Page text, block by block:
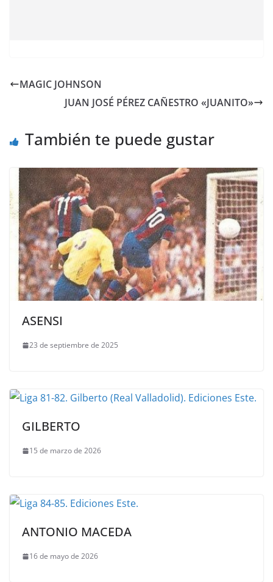
MAGIC JOHNSON
JUAN JOSÉ PÉREZ CAÑESTRO «JUANITO»
También te puede gustar
ASENSI
23 de septiembre de 2025
GILBERTO
15 de marzo de 2026
ANTONIO MACEDA
16 de mayo de 2026